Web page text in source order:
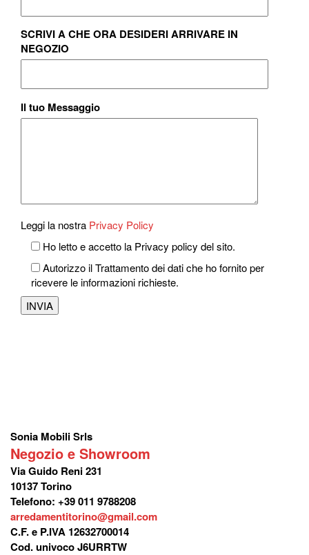
SCRIVI A CHE ORA DESIDERI ARRIVARE IN
NEGOZIO
Il tuo Messaggio
Leggi la nostra Privacy Policy
Ho letto e accetto la Privacy policy del sito.
Autorizzo il Trattamento dei dati che ho fornito per
ricevere le informazioni richieste.
Sonia Mobili Srls
Negozio e Showroom
Via Guido Reni 231
10137 Torino
Telefono: +39 011 9788208
arredamentitorino@gmail.com
C.F. e P.IVA 12632700014
Cod. univoco J6URRTW